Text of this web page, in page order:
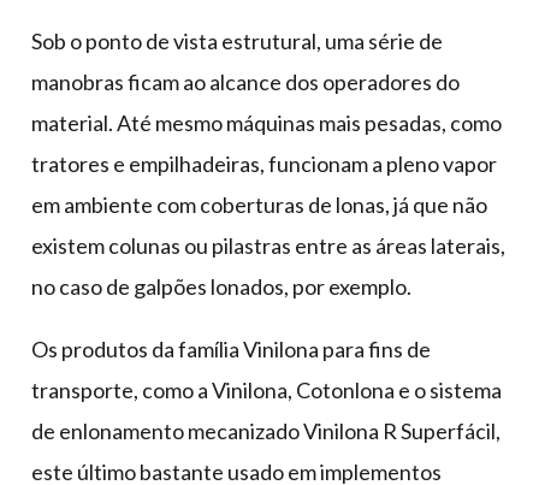
Sob o ponto de vista estrutural, uma série de
manobras ficam ao alcance dos operadores do
material. Até mesmo máquinas mais pesadas, como
tratores e empilhadeiras, funcionam a pleno vapor
em ambiente com coberturas de lonas, já que não
existem colunas ou pilastras entre as áreas laterais,
no caso de galpões lonados, por exemplo.
Os produtos da família Vinilona para fins de
transporte, como a Vinilona, Cotonlona e o sistema
de enlonamento mecanizado Vinilona R Superfácil,
este último bastante usado em implementos